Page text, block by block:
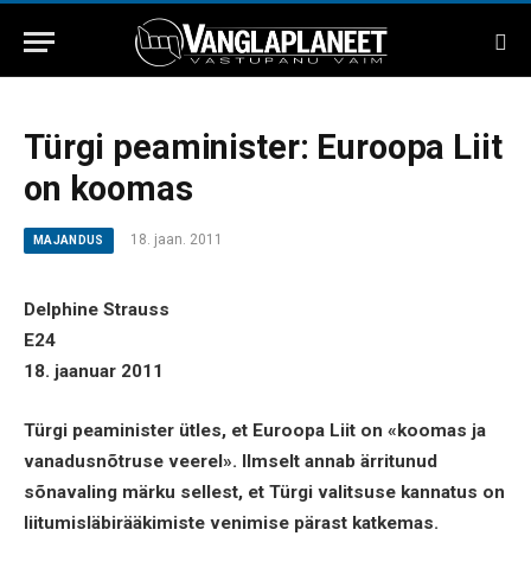
Türgi peaminister: Euroopa Liit
on koomas
MAJANDUS 18. jaan. 2011
Delphine Strauss
E24
18. jaanuar 2011
Türgi peaminister ütles, et Euroopa Liit on «koomas ja
vanadusnõtruse veerel». Ilmselt annab ärritunud
sõnavaling märku sellest, et Türgi valitsuse kannatus on
liitumisläbirääkimiste venimise pärast katkemas.